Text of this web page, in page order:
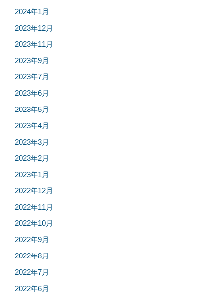
2024年1月
2023年12月
2023年11月
2023年9月
2023年7月
2023年6月
2023年5月
2023年4月
2023年3月
2023年2月
2023年1月
2022年12月
2022年11月
2022年10月
2022年9月
2022年8月
2022年7月
2022年6月